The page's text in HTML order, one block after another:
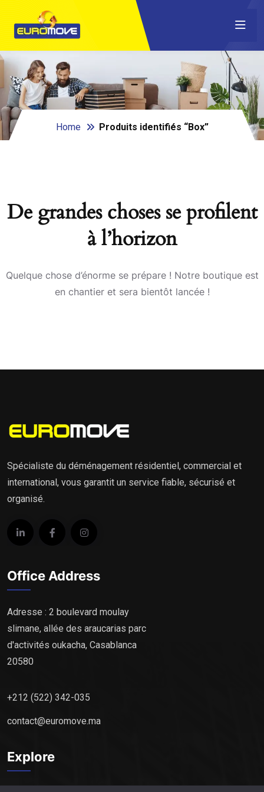
Home Produits identifiés “Box”
De grandes choses se profilent
à l’horizon
Quelque chose d’énorme se prépare ! Notre boutique est
en chantier et sera bientôt lancée !
Spécialiste du déménagement résidentiel, commercial et
international, vous garantit un service fiable, sécurisé et
organisé.
Office Address
Adresse : 2 boulevard moulay
slimane, allée des araucarias parc
d'activités oukacha, Casablanca
20580
+212 (522) 342-035
contact@euromove.ma
Explore